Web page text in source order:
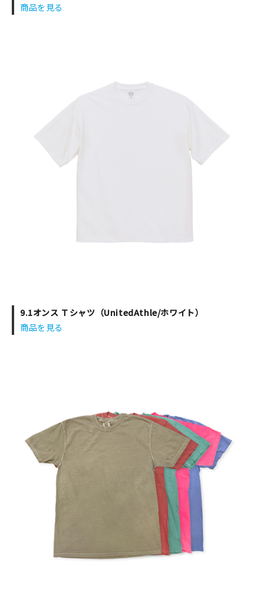
商品を見る
9.1オンス Ｔシャツ（UnitedAthle/ホワイト）
商品を見る